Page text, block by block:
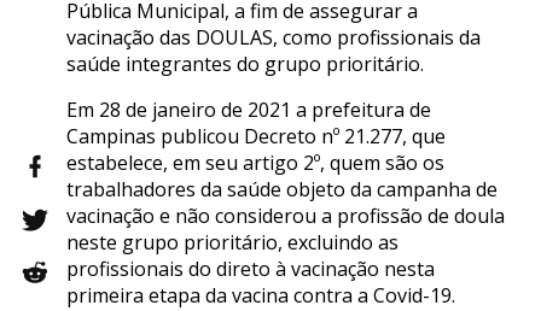
Pública Municipal, a fim de assegurar a
vacinação das DOULAS, como profissionais da
saúde integrantes do grupo prioritário.
Em 28 de janeiro de 2021 a prefeitura de
Campinas publicou Decreto nº 21.277, que
estabelece, em seu artigo 2º, quem são os
trabalhadores da saúde objeto da campanha de
vacinação e não considerou a profissão de doula
neste grupo prioritário, excluindo as
profissionais do direto à vacinação nesta
primeira etapa da vacina contra a Covid-19.